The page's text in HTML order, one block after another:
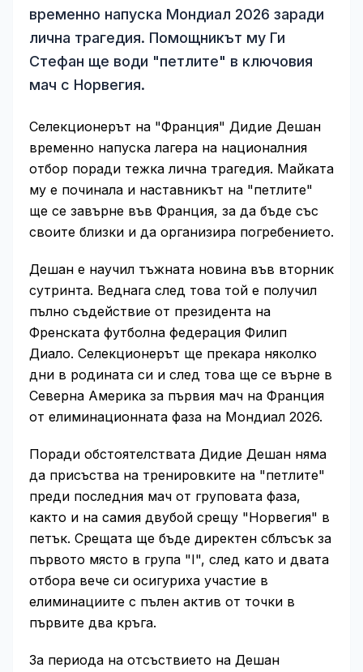
временно напуска Мондиал 2026 заради
лична трагедия. Помощникът му Ги
Стефан ще води "петлите" в ключовия
мач с Норвегия.
Селекционерът на "Франция" Дидие Дешан
временно напуска лагера на националния
отбор поради тежка лична трагедия. Майката
му е починала и наставникът на "петлите"
ще се завърне във Франция, за да бъде със
своите близки и да организира погребението.
Дешан е научил тъжната новина във вторник
сутринта. Веднага след това той е получил
пълно съдействие от президента на
Френската футболна федерация Филип
Диало. Селекционерът ще прекара няколко
дни в родината си и след това ще се върне в
Северна Америка за първия мач на Франция
от елиминационната фаза на Мондиал 2026.
Поради обстоятелствата Дидие Дешан няма
да присъства на тренировките на "петлите"
преди последния мач от груповата фаза,
както и на самия двубой срещу "Норвегия" в
петък. Срещата ще бъде директен сблъсък за
първото място в група "I", след като и двата
отбора вече си осигуриха участие в
елиминациите с пълен актив от точки в
първите два кръга.
За периода на отсъствието на Дешан